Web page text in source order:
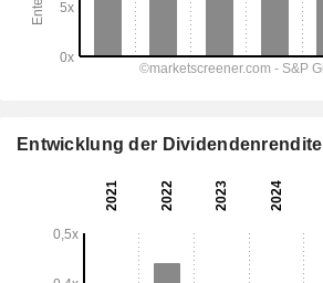
Entwicklung der Dividendenrendite